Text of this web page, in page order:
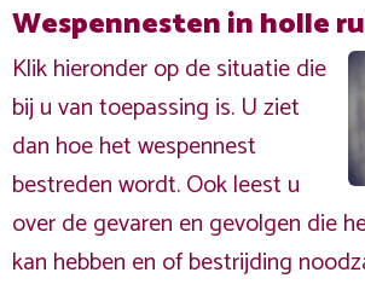
Wespennesten in holle
Klik hieronder op de situatie die
bij u van toepassing is. U ziet
dan hoe het wespennest
bestreden wordt. Ook leest u
over de gevaren en gevolgen die
kan hebben en of bestrijding